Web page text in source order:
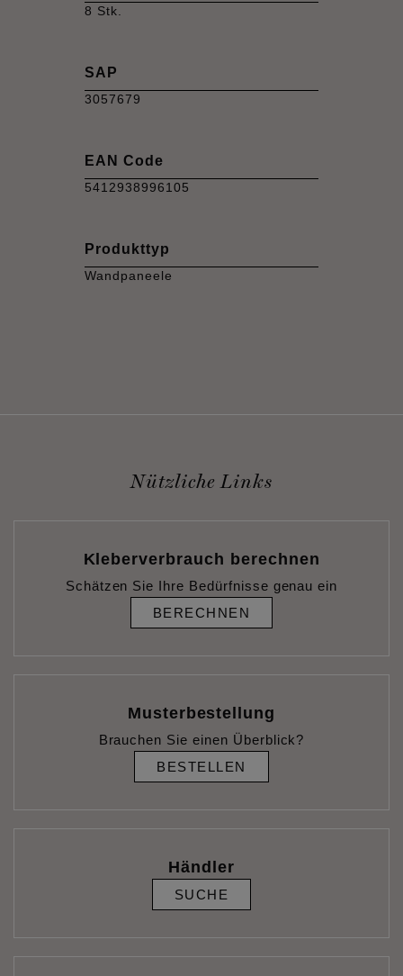
8 Stk.
SAP
3057679
EAN Code
5412938996105
Produkttyp
Wandpaneele
Nützliche Links
Kleberverbrauch berechnen
Schätzen Sie Ihre Bedürfnisse genau ein
BERECHNEN
Musterbestellung
Brauchen Sie einen Überblick?
BESTELLEN
Händler
SUCHE